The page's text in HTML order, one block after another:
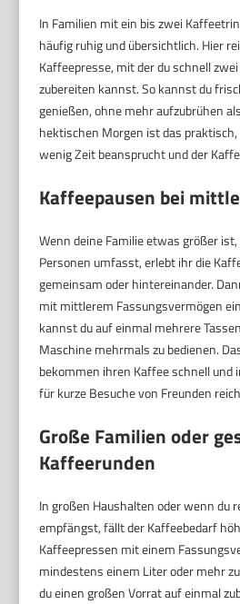
In Familien mit ein bis zwei
häufig ruhig und übersichtlich. Hier
Kaffeepresse, mit der du schnell
zubereiten kannst. So kannst du
genießen, ohne mehr aufzubrühen
hektischen Morgen ist das
wenig Zeit beansprucht und der
Kaffeepausen bei
Wenn deine Familie etwas größer
Personen umfasst, erlebt ihr die
gemeinsam oder hintereinander.
mit mittlerem Fassungsvermögen
kannst du auf einmal mehrere
Maschine mehrmals zu bedienen.
bekommen ihren Kaffee schnell und
für kurze Besuche von Freunden
Große Familien oder
Kaffeerunden
In großen Haushalten oder wenn du
empfängst, fällt der Kaffeebedarf
Kaffeepressen mit einem
mindestens einem Liter oder mehr
du einen großen Vorrat auf einmal